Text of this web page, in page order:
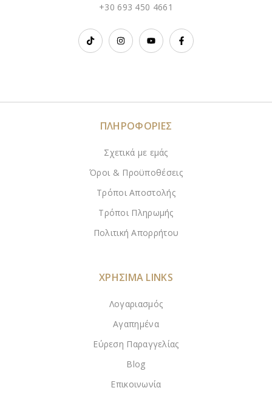
+30 693 450 4661
ΠΛΗΡΟΦΟΡΙΕΣ
Σχετικά με εμάς
Όροι & Προϋποθέσεις
Τρόποι Αποστολής
Τρόποι Πληρωμής
Πολιτική Απορρήτου
ΧΡΗΣΙΜΑ LINKS
Λογαριασμός
Αγαπημένα
Εύρεση Παραγγελίας
Blog
Επικοινωνία